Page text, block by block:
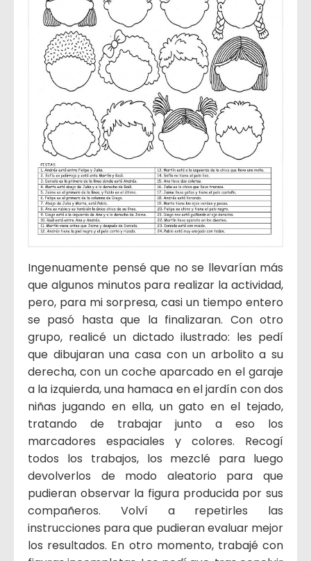
Ingenuamente pensé que no se llevarían más
que algunos minutos para realizar la actividad,
pero, para mi sorpresa, casi un tiempo entero
se pasó hasta que la finalizaran. Con otro
grupo, realicé un dictado ilustrado: les pedí
que dibujaran una casa con un arbolito a su
derecha, con un coche aparcado en el garaje
a la izquierda, una hamaca en el jardín con dos
niñas jugando en ella, un gato en el tejado,
tratando de trabajar junto a eso los
marcadores espaciales y colores. Recogí
todos los trabajos, los mezclé para luego
devolverlos de modo aleatorio para que
pudieran observar la figura producida por sus
compañeros. Volví a repetirles las
instrucciones para que pudieran evaluar mejor
los resultados. En otro momento, trabajé con